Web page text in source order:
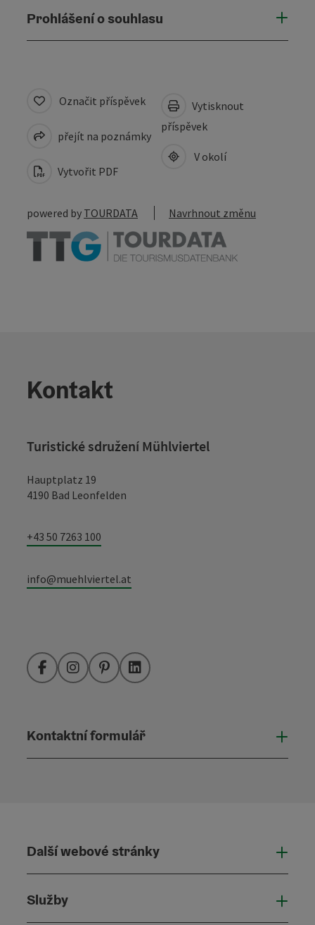
Prohlášení o souhlasu
Označit příspěvek
přejít na poznámky
Vytvořit PDF
Vytisknout
příspěvek
V okolí
powered by TOURDATA Navrhnout změnu
Kontakt
Turistické sdružení Mühlviertel
Hauptplatz 19
4190 Bad Leonfelden
+43 50 7263 100
info@muehlviertel.at
FacebookInstagramPinterestLinkedIn
Kontaktní formulář
Další webové stránky
Služby